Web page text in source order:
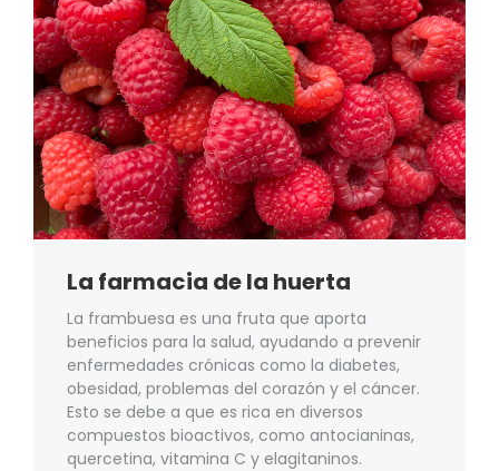
La farmacia de la huerta
La frambuesa es una fruta que aporta
beneficios para la salud, ayudando a prevenir
enfermedades crónicas como la diabetes,
obesidad, problemas del corazón y el cáncer.
Esto se debe a que es rica en diversos
compuestos bioactivos, como antocianinas,
quercetina, vitamina C y elagitaninos.